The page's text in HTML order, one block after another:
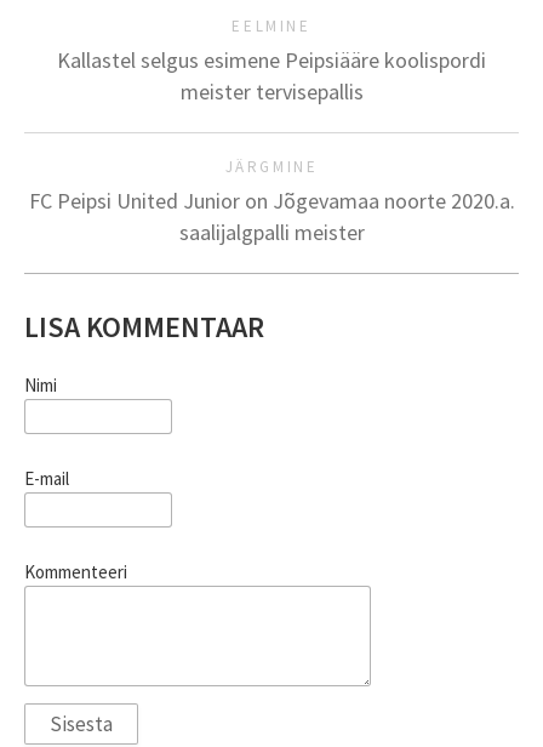
EELMINE
Kallastel selgus esimene Peipsiääre koolispordi
meister tervisepallis
JÄRGMINE
FC Peipsi United Junior on Jõgevamaa noorte 2020.a.
saalijalgpalli meister
LISA KOMMENTAAR
Nimi
E-mail
Kommenteeri